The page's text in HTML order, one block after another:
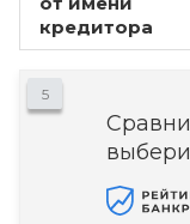
кредитора
5